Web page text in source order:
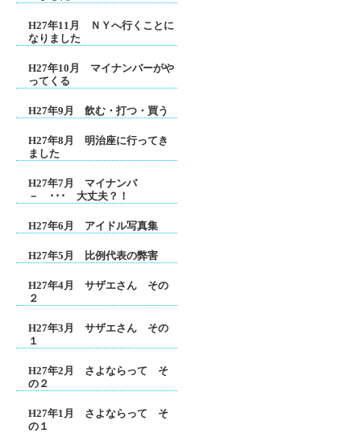
H27年11月 ＮＹへ行くことに
なりました
H27年10月 マイナンバーがや
ってくる
H27年9月 飲む・打つ・買う
H27年8月 明治座に行ってき
ました
H27年7月 マイナンバ
－ ･･･ 大丈夫？！
H27年6月 アイドル写真集
H27年5月 比例代表の弊害
H27年4月 サザエさん その
２
H27年3月 サザエさん その
１
H27年2月 さよならって そ
の２
H27年1月 さよならって そ
の１